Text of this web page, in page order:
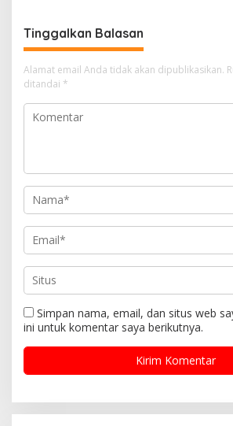
k
s
a
s
i
p
o
Tinggalkan Balasan
Alamat email Anda tidak akan dipublikasikan.
ditandai *
Simpan nama, email, dan situs web
ini untuk komentar saya berikutnya.